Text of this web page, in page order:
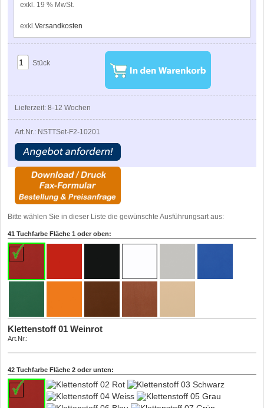
exkl. 19 % MwSt.
exkl.Versandkosten
Stück
Lieferzeit: 8-12 Wochen
Art.Nr.: NSTTSet-F2-10201
Bitte wählen Sie in dieser Liste die gewünschte Ausführungsart aus:
41 Tuchfarbe Fläche 1 oder oben:
Klettenstoff 01 Weinrot
Art.Nr.:
Art.Nr.:
Art.Nr.:
Art.Nr.:
Art.Nr.:
Art.Nr.:
Art.Nr.:
Art.Nr.:
Art.Nr.:
Art.Nr.:
Art.Nr.:
42 Tuchfarbe Fläche 2 oder unten: